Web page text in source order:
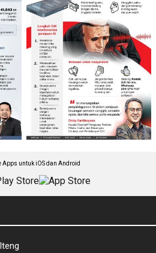
Apps untuk iOS dan Android